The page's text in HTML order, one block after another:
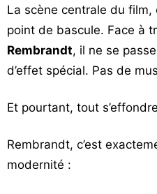
La scène centrale du
point de bascule. Face à
Rembrandt, il ne se
d’effet spécial. Pas de
Et pourtant, tout
Rembrandt, c’est
modernité :